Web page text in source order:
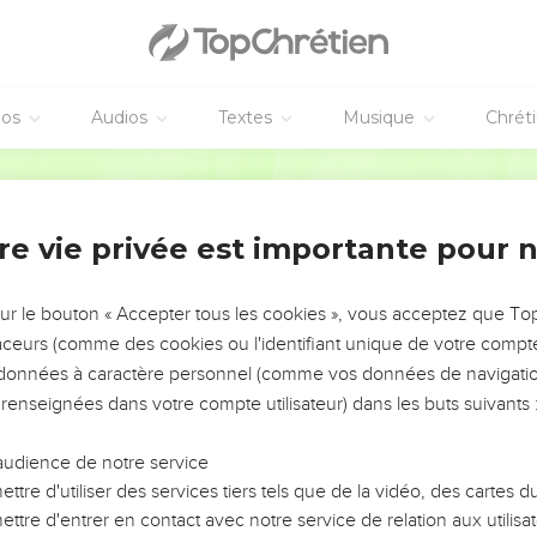
Audios Textes Musique
encore des pierres pour le lapider.
dieux ceux à qui la parole de Dieu est adressée ; et
moi que le Père a sanctifié, et qu'il a envoyé au
de mon Père, ne me croyez point.
vous ne vouliez pas me croire, croyez à ces oeuvres ; afin
encore à le saisir ; mais il échappa de leurs mains.
delà du Jourdain, à l'endroit où Jean avait baptisé au
vie privée est importante pour
le bouton « Accepter tous les cookies », vous acceptez que
(comme des cookies ou l'identifiant unique de votre
à caractère personnel (comme vos données de
dans votre compte utilisateur) dans les buts suivants :
de notre service
d'utiliser des services tiers tels que de la vidéo, des cartes
d'entrer en contact avec notre service de relation aux